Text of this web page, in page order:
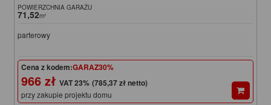
POWIERZCHNIA GARAŻU
71,52m²
parterowy
Cena z kodem:GARAZ30%
966 zł (785,37 zł netto)
przy zakupie projektu domu